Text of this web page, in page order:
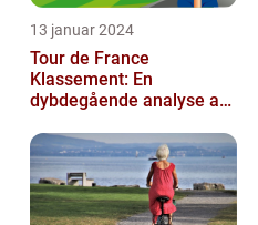
13 januar 2024
Tour de France
Klassement: En
dybdegående analyse af